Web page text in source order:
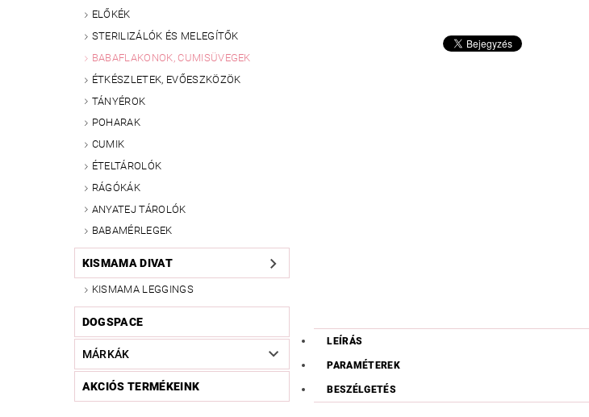
ELŐKÉK
STERILIZÁLÓK ÉS MELEGÍTŐK
BABAFLAKONOK, CUMISÜVEGEK
ÉTKÉSZLETEK, EVŐESZKÖZÖK
TÁNYÉROK
POHARAK
CUMIK
ÉTELTÁROLÓK
RÁGÓKÁK
ANYATEJ TÁROLÓK
BABAMÉRLEGEK
KISMAMA DIVAT
KISMAMA LEGGINGS
DOGSPACE
MÁRKÁK
AKCIÓS TERMÉKEINK
LEÍRÁS
PARAMÉTEREK
BESZÉLGETÉS